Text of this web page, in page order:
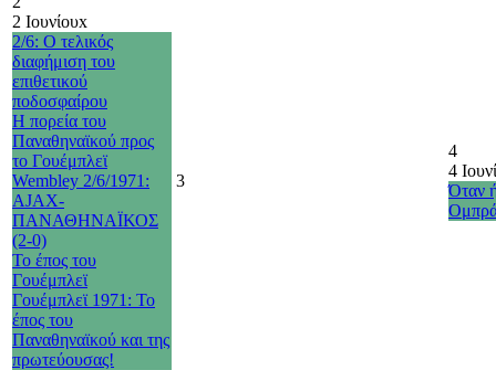
2 Ιουνίουx
2/6: Ο τελικός
διαφήμιση του
επιθετικού
ποδοσφαίρου
Η πορεία του
Παναθηναϊκού προς
το Γουέμπλεϊ
Wembley 2/6/1971:
AJAX-
ΠΑΝΑΘΗΝΑΪΚΟΣ
(2-0)
Το έπος του
Γουέμπλεϊ
Γουέμπλεϊ 1971: Το
έπος του
Παναθηναϊκού και της
πρωτεύουσας!
3
4
4
Όταν